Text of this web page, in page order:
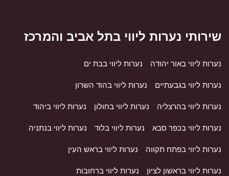
שירותי נערות ליווי בתל אביב והמרכז
נערות ליווי באור יהודה נערות ליווי בבת ים
נערות ליווי בגבעתיים נערות ליווי בהוד השרון
נערות ליווי בהרצליה נערות ליווי בחולון נערות ליווי ביהוד
נערות ליווי בכפר סבא נערות ליווי בלוד נערות ליווי בנתניה
נערות ליווי בפתח תקווה נערות ליווי בראש העין
נערות ליווי בראשון לציון נערות ליווי ברחובות